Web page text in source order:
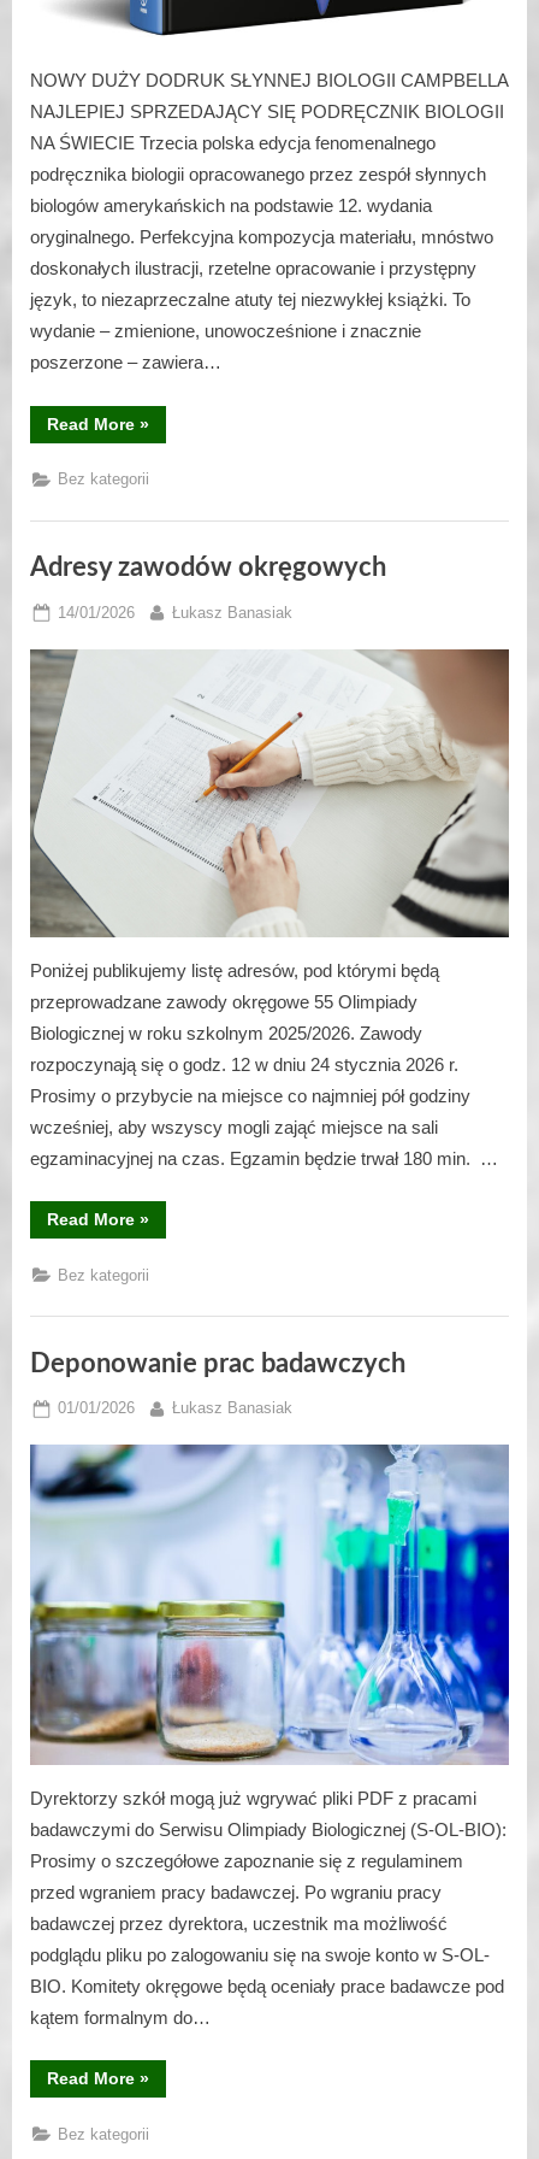
NOWY DUŻY DODRUK SŁYNNEJ BIOLOGII CAMPBELLA
NAJLEPIEJ SPRZEDAJĄCY SIĘ PODRĘCZNIK BIOLOGII
NA ŚWIECIE Trzecia polska edycja fenomenalnego
podręcznika biologii opracowanego przez zespół słynnych
biologów amerykańskich na podstawie 12. wydania
oryginalnego. Perfekcyjna kompozycja materiału, mnóstwo
doskonałych ilustracji, rzetelne opracowanie i przystępny
język, to niezaprzeczalne atuty tej niezwykłej książki. To
wydanie – zmienione, unowocześnione i znacznie
poszerzone – zawiera…
Read More“Biologia
Campbella”
»
Bez kategorii
Adresy zawodów okręgowych
Posted
14/01/2026 By
Łukasz Banasiak
Poniżej publikujemy listę adresów, pod którymi będą
przeprowadzane zawody okręgowe 55 Olimpiady
Biologicznej w roku szkolnym 2025/2026. Zawody
rozpoczynają się o godz. 12 w dniu 24 stycznia 2026 r.
Prosimy o przybycie na miejsce co najmniej pół godziny
wcześniej, aby wszyscy mogli zająć miejsce na sali
egzaminacyjnej na czas. Egzamin będzie trwał 180 min. …
Read More“Adresy
zawodów
»
Bez kategorii
Deponowanie prac badawczych
Posted
01/01/2026 By
Łukasz Banasiak
Dyrektorzy szkół mogą już wgrywać pliki PDF z pracami
badawczymi do Serwisu Olimpiady Biologicznej (S-OL-BIO):
Prosimy o szczegółowe zapoznanie się z regulaminem
przed wgraniem pracy badawczej. Po wgraniu pracy
badawczej przez dyrektora, uczestnik ma możliwość
podglądu pliku po zalogowaniu się na swoje konto w S-OL-
BIO. Komitety okręgowe będą oceniały prace badawcze pod
kątem formalnym do…
Read More“Deponowanie
prac
»
Bez kategorii